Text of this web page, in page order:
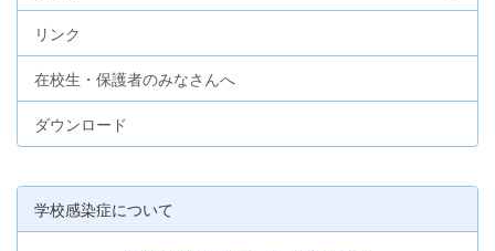
リンク
在校生・保護者のみなさんへ
ダウンロード
学校感染症について